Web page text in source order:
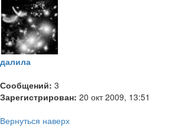
далила
Сообщений: 3
Зарегистрирован: 20 окт 2009, 13:51
Вернуться наверх